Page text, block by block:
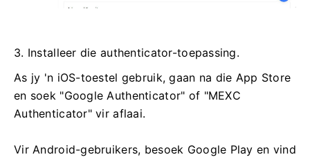
3. Installeer die authenticator-toepassing.
As jy 'n iOS-toestel gebruik, gaan na die App Store
en soek "Google Authenticator" of "MEXC
Authenticator" vir aflaai.
Vir Android-gebruikers, besoek Google Play en vind